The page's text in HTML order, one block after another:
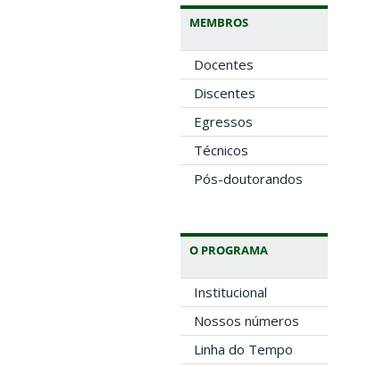
MEMBROS
Docentes
Discentes
Egressos
Técnicos
Pós-doutorandos
O PROGRAMA
Institucional
Nossos números
Linha do Tempo